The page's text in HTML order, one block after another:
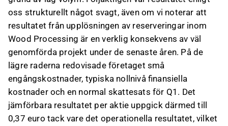
oss strukturellt något svagt, även om vi noterar att
resultatet från upplösningen av reserveringar inom
Wood Processing är en verklig konsekvens av väl
genomförda projekt under de senaste åren. På de
lägre raderna redovisade företaget små
engångskostnader, typiska nollnivå finansiella
kostnader och en normal skattesats för Q1. Det
jämförbara resultatet per aktie uppgick därmed till
0,37 euro tack vare det operationella resultatet, vilket